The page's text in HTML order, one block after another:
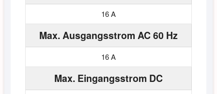
16 A
Max. Ausgangsstrom AC 60 Hz
16 A
Max. Eingangsstrom DC